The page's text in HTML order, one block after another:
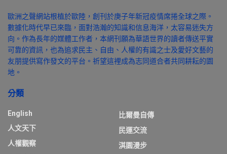
歐洲之聲網站根植於歐陸，創刊於庚子年新冠疫情席捲全球之際。
數據化時代早已來臨，面對浩瀚的知識和信息海洋，太容易迷失方
向。作為長年的媒體工作者，本網刊願為華語世界的讀者傳送平實
可靠的資訊，也為追求民主、自由、人權的有識之士及愛好文藝的
友朋提供寫作發文的平台。祈望這裡成為志同道合者共同耕耘的園
地。
分類
English
人文天下
人權觀察
比爾曼自傳
民運交流
淇園漫步